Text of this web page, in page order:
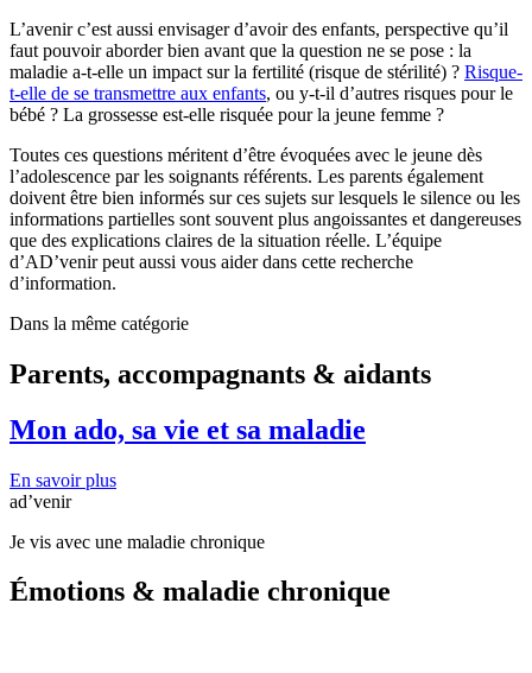
L’avenir c’est aussi envisager d’avoir des enfants, perspective qu’il
faut pouvoir aborder bien avant que la question ne se pose : la
maladie a-t-elle un impact sur la fertilité (risque de stérilité) ? Risque-
t-elle de se transmettre aux enfants, ou y-t-il d’autres risques pour le
bébé ? La grossesse est-elle risquée pour la jeune femme ?
Toutes ces questions méritent d’être évoquées avec le jeune dès
l’adolescence par les soignants référents. Les parents également
doivent être bien informés sur ces sujets sur lesquels le silence ou les
informations partielles sont souvent plus angoissantes et dangereuses
que des explications claires de la situation réelle. L’équipe
d’AD’venir peut aussi vous aider dans cette recherche
d’information.
Dans la même catégorie
Parents, accompagnants & aidants
Mon ado, sa vie et sa maladie
En savoir plus
ad’venir
Je vis avec une maladie chronique
Émotions & maladie chronique